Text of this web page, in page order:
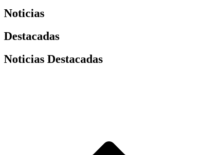
Noticias
Destacadas
Noticias Destacadas